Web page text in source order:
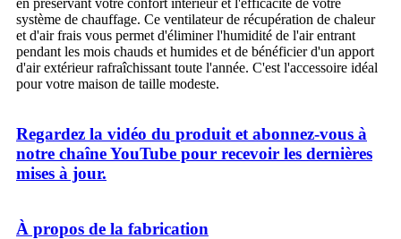
système de chauffage. Ce ventilateur de récupération de chaleur
et d'air frais vous permet d'éliminer l'humidité de l'air entrant
pendant les mois chauds et humides et de bénéficier d'un apport
d'air extérieur rafraîchissant toute l'année. C'est l'accessoire idéal
pour votre maison de taille modeste.
Regardez la vidéo du produit et abonnez-vous à
notre chaîne YouTube pour recevoir les dernières
mises à jour.
À propos de la fabrication